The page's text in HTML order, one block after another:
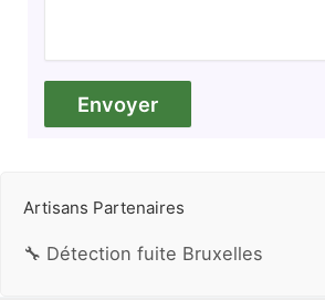
Artisans Partenaires
🔧 Détection fuite Bruxelles